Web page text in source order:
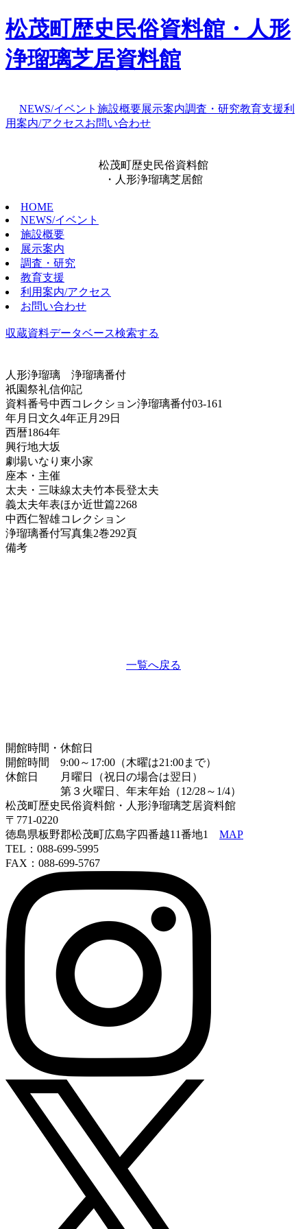
松茂町歴史民俗資料館・人形
浄瑠璃芝居資料館
NEWS/イベント 施設概要展示案内調査・研究教育支援利
用案内/アクセスお問い合わせ
松茂町歴史民俗資料館
・人形浄瑠璃芝居館
HOME
NEWS/イベント
施設概要
展示案内
調査・研究
教育支援
利用案内/アクセス
お問い合わせ
収蔵資料データベース検索する
人形浄瑠璃 浄瑠璃番付
祇園祭礼信仰記
資料番号中西コレクション浄瑠璃番付03-161
年月日 文久4年正月29日
西暦1864年
興行地大坂
劇場いなり東小家
座本・主催
太夫・三味線太夫竹本長登太夫
義太夫年表ほか近世篇2268
中西仁智雄コレクション
浄瑠璃番付写真集2巻292頁
備考
一覧へ戻る
開館時間・休館日
開館時間 9:00～17:00（木曜は21:00まで）
休館日 月曜日（祝日の場合は翌日）
第３火曜日、年末年始（12/28～1/4）
松茂町歴史民俗資料館・人形浄瑠璃芝居資料館
〒771-0220
徳島県板野郡松茂町広島字四番越11番地1 MAP
TEL：088-699-5995
FAX：088-699-5767